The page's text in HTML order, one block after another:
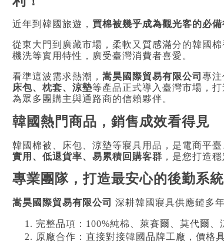
近年到韓國旅遊， 買棉被幾乎成為觀光客的必
從東大門到廣藏市場，柔軟又質感滿分的韓國
機洗等實用特性，廣受臺灣消費者喜愛。
看準這波需求熱潮， 嵩昊國際貿易有限公司 專
床包、枕套、涼墊等產品正式導入臺灣市場，
為眾多團購主與通路商的信賴夥伴。
韓國熱門商品，銷售成效看得見
韓國棉被、床包、涼墊等寢具用品，是電商平
實用、低退貨率、易累積回購客群 ，是您打造
專業團隊，打造最安心的後勤系統
嵩昊國際貿易有限公司 深耕韓國寢具供應鏈多
完整品項：100%純棉、萊賽爾、莫代爾、
原廠合作：直接對接韓國品牌工廠，價格